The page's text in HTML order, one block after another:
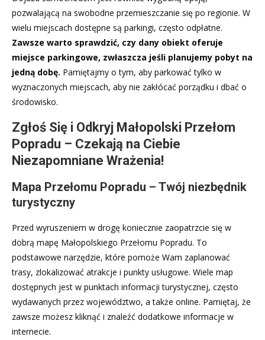
pozwalającą na swobodne przemieszczanie się po regionie. W
wielu miejscach dostępne są parkingi, często odpłatne.
Zawsze warto sprawdzić, czy dany obiekt oferuje
miejsce parkingowe, zwłaszcza jeśli planujemy pobyt na
jedną dobę. Pamiętajmy o tym, aby parkować tylko w
wyznaczonych miejscach, aby nie zakłócać porządku i dbać o
środowisko.
Zgłoś Się i Odkryj Małopolski Przełom
Popradu – Czekają na Ciebie
Niezapomniane Wrażenia!
Mapa Przełomu Popradu – Twój niezbędnik
turystyczny
Przed wyruszeniem w drogę koniecznie zaopatrzcie się w
dobrą mapę Małopolskiego Przełomu Popradu. To
podstawowe narzędzie, które pomoże Wam zaplanować
trasy, zlokalizować atrakcje i punkty usługowe. Wiele map
dostępnych jest w punktach informacji turystycznej, często
wydawanych przez województwo, a także online. Pamiętaj, że
zawsze możesz kliknąć i znaleźć dodatkowe informacje w
internecie.